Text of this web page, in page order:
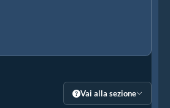
Vai alla sezione